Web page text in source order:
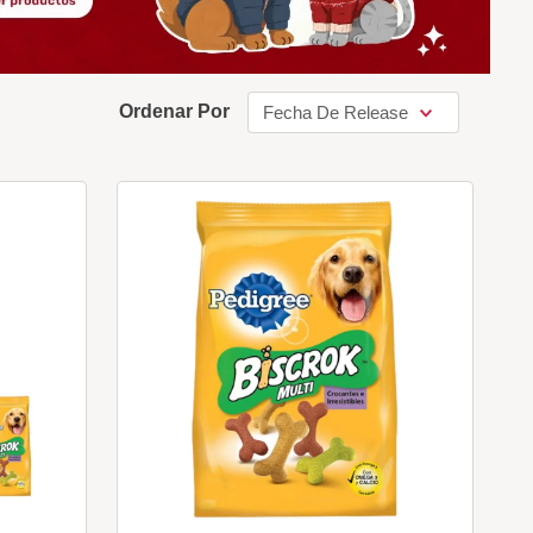
Ordenar Por Fecha De Release